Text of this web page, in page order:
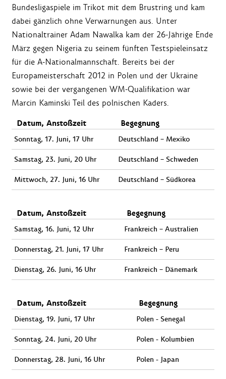
Bundesligaspiele im Trikot mit dem Brustring und kam
dabei gänzlich ohne Verwarnungen aus. Unter
Nationaltrainer Adam Nawalka kam der 26-Jährige Ende
März gegen Nigeria zu seinem fünften Testspieleinsatz
für die A-Nationalmannschaft. Bereits bei der
Europameisterschaft 2012 in Polen und der Ukraine
sowie bei der vergangenen WM-Qualifikation war
Marcin Kaminski Teil des polnischen Kaders.
Datum, Anstoßzeit Begegnung
Sonntag, 17. Juni, 17 Uhr Deutschland – Mexiko
Samstag, 23. Juni, 20 Uhr Deutschland – Schweden
Mittwoch, 27. Juni, 16 Uhr Deutschland – Südkorea
Datum, Anstoßzeit Begegnung
Samstag, 16. Juni, 12 Uhr Frankreich – Australien
Donnerstag, 21. Juni, 17 Uhr Frankreich – Peru
Dienstag, 26. Juni, 16 Uhr Frankreich – Dänemark
Datum, Anstoßzeit Begegnung
Dienstag, 19. Juni, 17 Uhr Polen - Senegal
Sonntag, 24. Juni, 20 Uhr Polen - Kolumbien
Donnerstag, 28. Juni, 16 Uhr Polen - Japan